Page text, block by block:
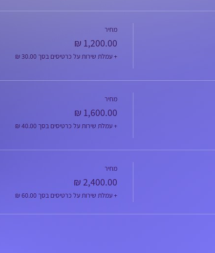
מחיר
+ עמלת שירות על כרטיסים בסך ‏30.00 ‏₪
מחיר
+ עמלת שירות על כרטיסים בסך ‏40.00 ‏₪
מחיר
+ עמלת שירות על כרטיסים בסך ‏60.00 ‏₪